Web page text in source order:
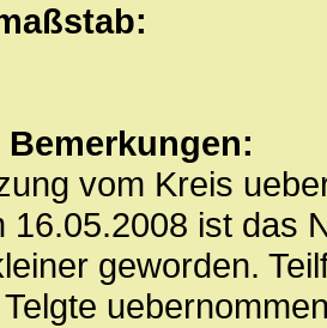
vom Kreis
16.05.2008 ist das
geworden.